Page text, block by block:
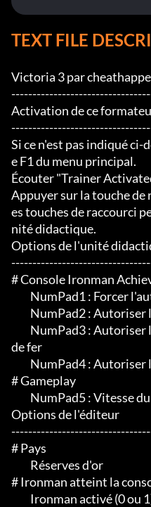
TEXT FILE
Victoria 3 par
Activation de ce
Si ce n'est pas indiqué ci-
e F1 du menu principal.
Écouter "Trainer
Appuyer sur la touche de
es touches de raccourci
nité didactique.
Options de l'unité
# Console Ironman
de fer
# Gameplay
Options de l'éditeur
# Pays
# Ironman atteint la